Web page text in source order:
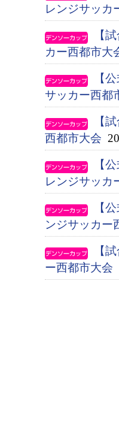
レンジサッカ
【
カー西都市大
【
サッカー西都
【
西都市大会
【
レンジサッカ
【
ンジサッカー
【
ー西都市大会